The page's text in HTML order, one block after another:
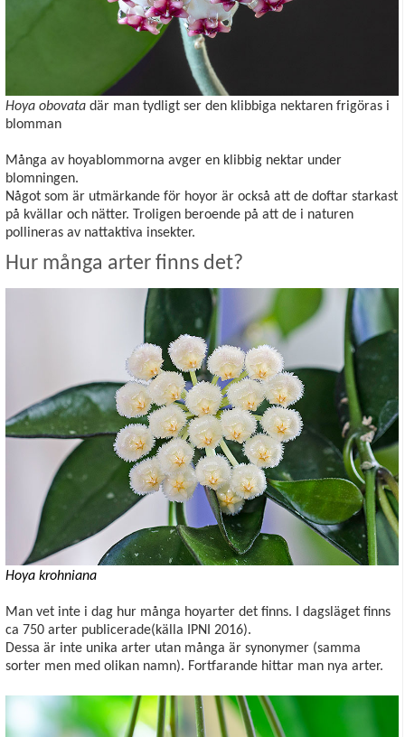
Hoya obovata där man tydligt ser den klibbiga nektaren frigöras i
blomman
Många av hoyablommorna avger en klibbig nektar under
blomningen.
Något som är utmärkande för hoyor är också att de doftar starkast
på kvällar och nätter. Troligen beroende på att de i naturen
pollineras av nattaktiva insekter.
Hur många arter finns det?
Hoya krohniana
Man vet inte i dag hur många hoyarter det finns. I dagsläget finns
ca 750 arter publicerade(källa IPNI 2016).
Dessa är inte unika arter utan många är synonymer (samma
sorter men med olikan namn). Fortfarande hittar man nya arter.